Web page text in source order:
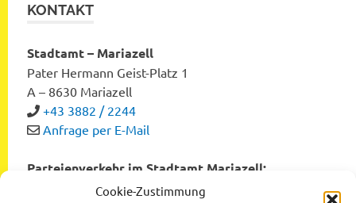
Cookie-Zustimmung
KONTAKT
Stadtamt – Mariazell
Pater Hermann Geist-Platz 1
A – 8630 Mariazell
+43 3882 / 2244
Anfrage per E-Mail
Parteienverkehr im Stadtamt Mariazell:
Montag bis Freitag von 8:00 bis 12:00 Uhr